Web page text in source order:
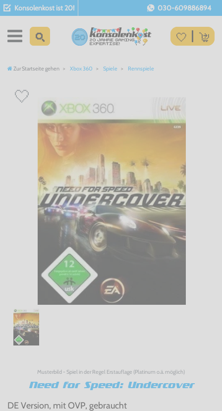
Konsolenkost ist 20! 030-609886894
Zur Startseite gehen Xbox 360 Spiele Rennspiele
Musterbild - Spiel in der Regel Erstauflage (Platinum o.ä. möglich)
Need for Speed: Undercover
DE Version, mit OVP, gebraucht